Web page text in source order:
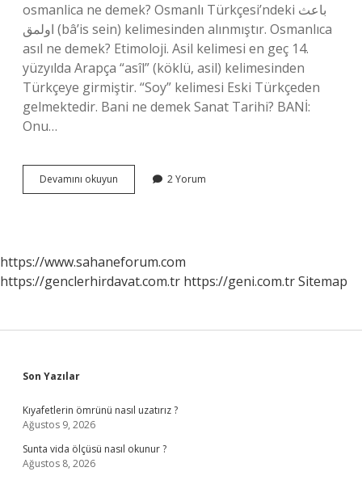
osmanlica ne demek? Osmanlı Türkçesi’ndeki باعث
اولمق‎ (bâ’is sein) kelimesinden alınmıştır. Osmanlıca
asıl ne demek? Etimoloji. Asil kelimesi en geç 14.
yüzyılda Arapça “asîl” (köklü, asil) kelimesinden
Türkçeye girmiştir. “Soy” kelimesi Eski Türkçeden
gelmektedir. Bani ne demek Sanat Tarihi? BANİ:
Onu…
Devamını okuyun
Osmanlıca
2 Yorum
https://www.sahaneforum.com
https://genclerhirdavat.com.tr https://geni.com.trSitemap
Sidebar
Son Yazılar
Kıyafetlerin ömrünü nasıl uzatırız ?
Ağustos 9, 2026
Sunta vida ölçüsü nasıl okunur ?
Ağustos 8, 2026